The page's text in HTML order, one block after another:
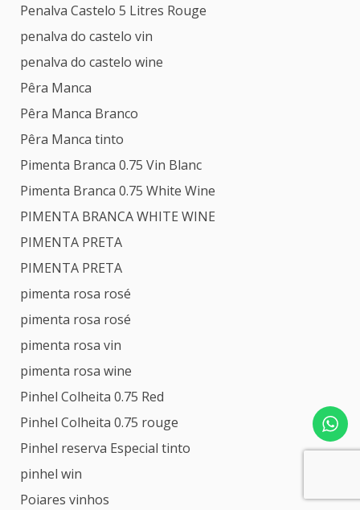
Penalva Castelo 5 Litres Rouge
penalva do castelo vin
penalva do castelo wine
Pêra Manca
Pêra Manca Branco
Pêra Manca tinto
Pimenta Branca 0.75 Vin Blanc
Pimenta Branca 0.75 White Wine
PIMENTA BRANCA WHITE WINE
PIMENTA PRETA
PIMENTA PRETA
pimenta rosa rosé
pimenta rosa rosé
pimenta rosa vin
pimenta rosa wine
Pinhel Colheita 0.75 Red
Pinhel Colheita 0.75 rouge
Pinhel reserva Especial tinto
pinhel win
Poiares vinhos